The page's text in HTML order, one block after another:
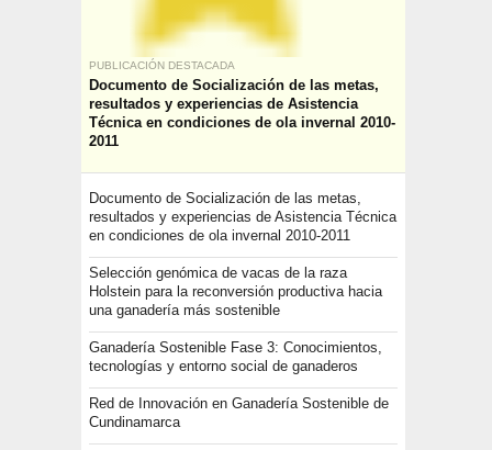
PUBLICACIÓN DESTACADA
Documento de Socialización de las metas,
resultados y experiencias de Asistencia
Técnica en condiciones de ola invernal 2010-
2011
Documento de Socialización de las metas,
resultados y experiencias de Asistencia Técnica
en condiciones de ola invernal 2010-2011
Selección genómica de vacas de la raza
Holstein para la reconversión productiva hacia
una ganadería más sostenible
Ganadería Sostenible Fase 3: Conocimientos,
tecnologías y entorno social de ganaderos
Red de Innovación en Ganadería Sostenible de
Cundinamarca